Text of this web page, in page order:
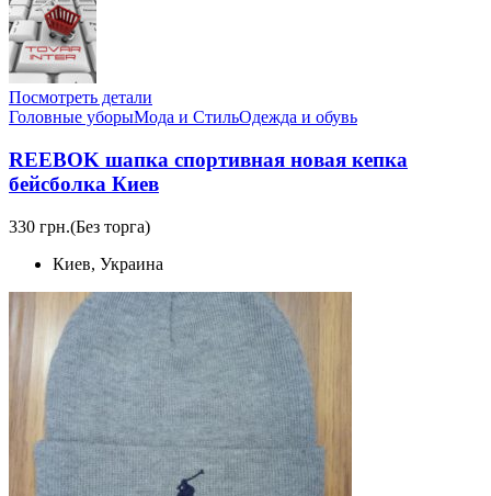
Посмотреть детали
Головные уборыМода и СтильОдежда и обувь
REEBOK шапка спортивная новая кепка
бейсболка Киев
330 грн.(Без торга)
Киев, Украина